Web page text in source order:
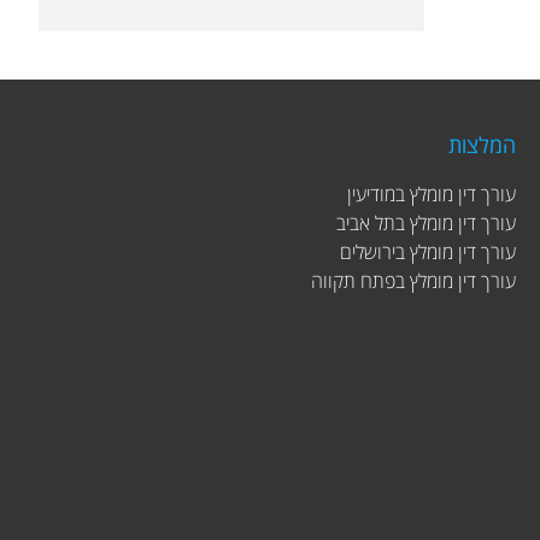
המלצות
עורך דין מומלץ במודיעין
עורך דין מומלץ בתל אביב
עורך דין מומלץ בירושלים
עורך דין מומלץ בפתח תקווה